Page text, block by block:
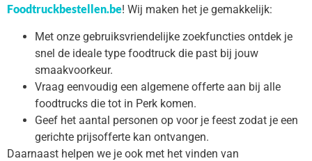
Foodtruckbestellen.be! Wij maken het je gemakkelijk:
Met onze gebruiksvriendelijke zoekfuncties ontdek je
snel de ideale type foodtruck die past bij jouw
smaakvoorkeur.
Vraag eenvoudig een algemene offerte aan bij alle
foodtrucks die tot in Perk komen.
Geef het aantal personen op voor je feest zodat je een
gerichte prijsofferte kan ontvangen.
Daarnaast helpen we je ook met het vinden van